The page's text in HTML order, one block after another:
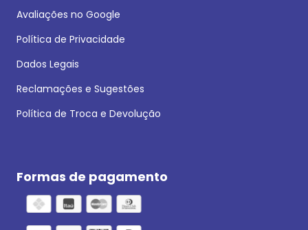
Avaliações no Google
Política de Privacidade
Dados Legais
Reclamações e Sugestões
Política de Troca e Devolução
Formas de pagamento